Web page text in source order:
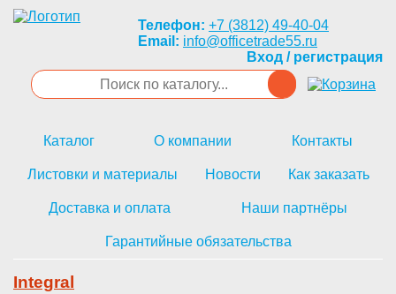
Телефон: +7 (3812) 49-40-04
Email: info@officetrade55.ru
Вход / регистрация
Каталог О компании Контакты
Листовки и материалы Новости Как заказать
Доставка и оплата Наши партнёры
Гарантийные обязательства
Integral